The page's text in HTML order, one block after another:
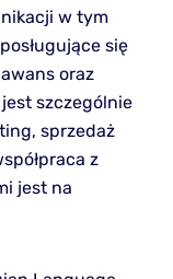
w tym
się
oraz
szczególnie
sprzedaż
z
jest na